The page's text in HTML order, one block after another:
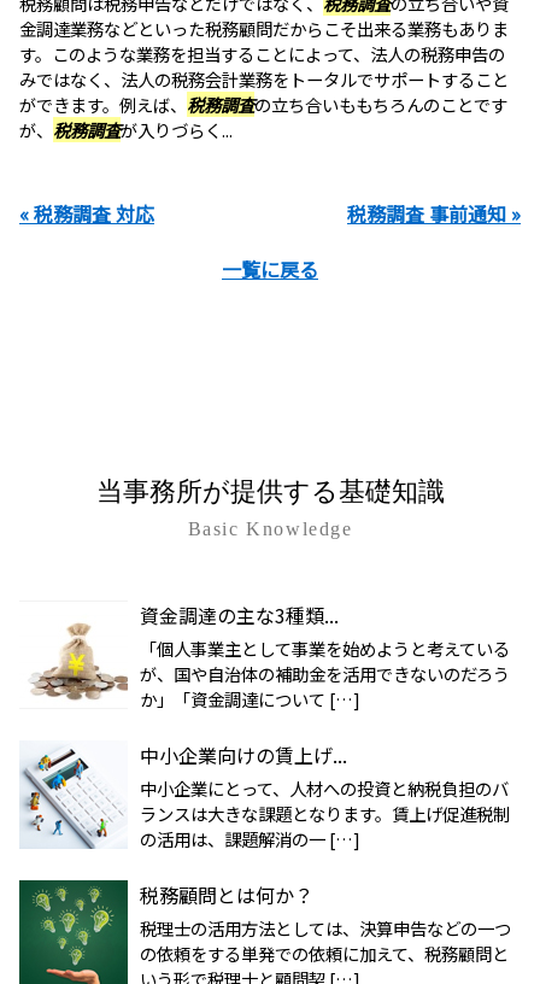
金調達業務などといった税務顧問だからこそ出来る業務もありま
す。このような業務を担当することによって、法人の税務申告の
みではなく、法人の税務会計業務をトータルでサポートすること
ができます。例えば、 税務調査の立ち合いももちろんのことです
が、 税務調査が入りづらく...
« 税務調査 対応
税務調査 事前通知 »
一覧に戻る
当事務所が提供する基礎知識
Basic Knowledge
資金調達の主な3種類...
「個人事業主として事業を始めようと考えている
が、国や自治体の補助金を活用できないのだろう
か」「資金調達について […]
中小企業向けの賃上げ...
中小企業にとって、人材への投資と納税負担のバ
ランスは大きな課題となります。賃上げ促進税制
の活用は、課題解消の一 […]
税務顧問とは何か？
税理士の活用方法としては、決算申告などの一つ
の依頼をする単発での依頼に加えて、税務顧問と
いう形で税理士と顧問契 […]